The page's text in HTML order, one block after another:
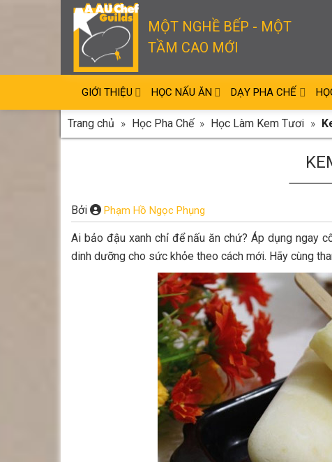
MỘT NGHỀ BẾP - MỘT
TẦM CAO MỚI
GIỚI THIỆU HỌC NẤU ĂN DẠY PHA CHẾ
Trang chủ » Học Pha Chế » Học Làm Kem Tươi »
Bởi Phạm Hồ Ngọc Phụng
Ai bảo đậu xanh chỉ để nấu ăn chứ? Áp dụng ngay
dinh dưỡng cho sức khỏe theo cách mới. Hãy cùng